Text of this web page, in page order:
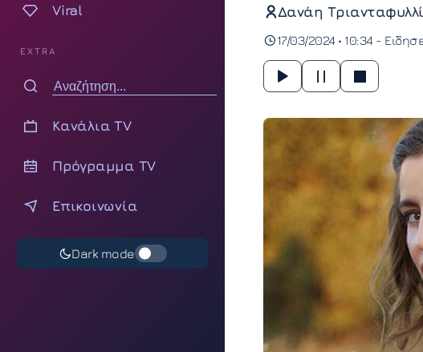
Viral
EXTRA
Κανάλια TV
Πρόγραμμα TV
Επικοινωνία
Dark mode
Δανάη
17/03/2024 • 10:34 -